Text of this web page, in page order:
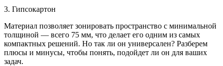
3. Гипсокартон
Материал позволяет зонировать пространство с минимальной
толщиной — всего 75 мм, что делает его одним из самых
компактных решений. Но так ли он универсален? Разберем
плюсы и минусы, чтобы понять, подойдет ли он для ваших
задач.